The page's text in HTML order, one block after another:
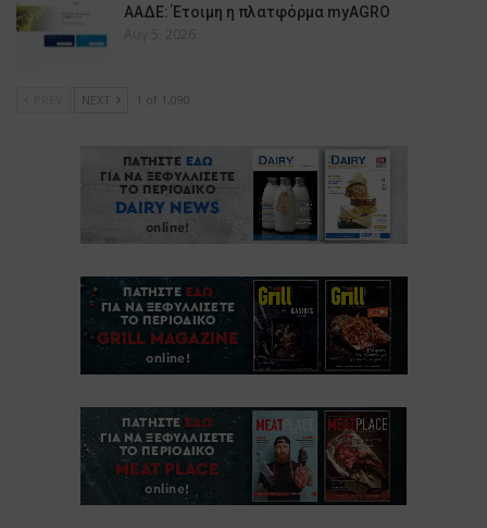
ΑΑΔΕ: Έτοιμη η πλατφόρμα myAGRO
Αυγ 5, 2026
NEXT 1 of 1,090